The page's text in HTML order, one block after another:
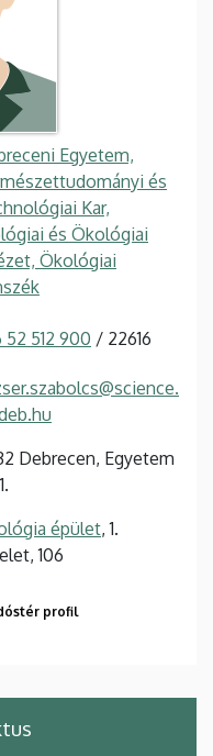
Egyetem,
és
Kar,
és Ökológiai
Ökológiai
52 512 900 / 22616
Debrecen, Egyetem
épület, 1.
106
profil